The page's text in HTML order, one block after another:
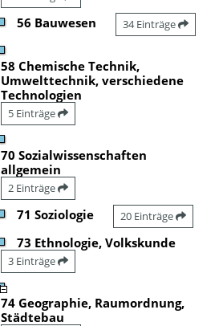
56 Bauwesen 34 Einträge
58 Chemische Technik,
Umwelttechnik, verschiedene
Technologien
5 Einträge
70 Sozialwissenschaften
allgemein
2 Einträge
71 Soziologie 20 Einträge
73 Ethnologie, Volkskunde
3 Einträge
74 Geographie, Raumordnung,
Städtebau